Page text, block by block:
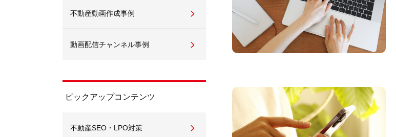
不動産動画作成事例
動画配信チャンネル事例
ピックアップコンテンツ
不動産SEO・LPO対策